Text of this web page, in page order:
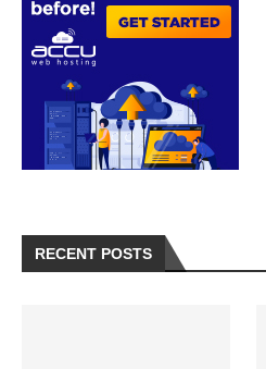
RECENT POSTS